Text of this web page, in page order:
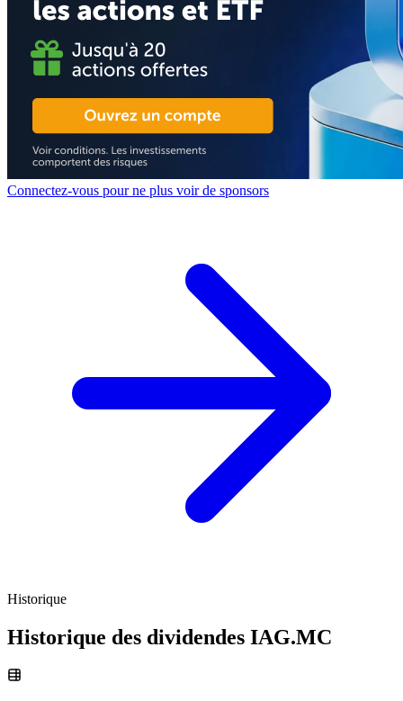
Connectez-vous pour ne plus voir de sponsors
Historique
Historique des dividendes IAG.MC